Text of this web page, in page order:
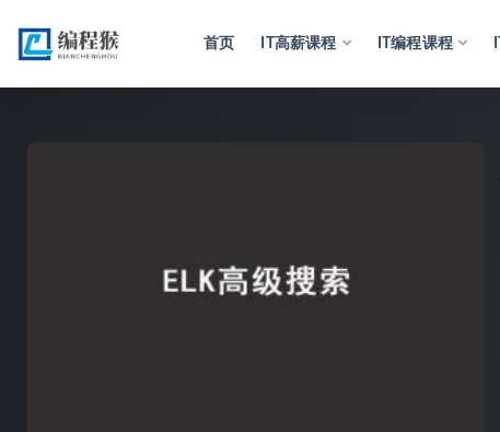
首页 IT高薪课程 IT编程课程